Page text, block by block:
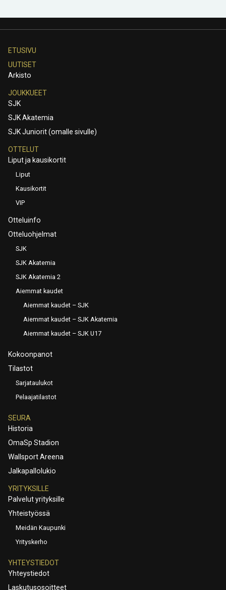
ETUSIVU
UUTISET
Arkisto
JOUKKUEET
SJK
SJK Akatemia
SJK Juniorit (omalle sivulle)
OTTELUT
Liput ja kausikortit
Liput
Kausikortit
VIP
Otteluinfo
Otteluohjelmat
SJK
SJK Akatemia
SJK Akatemia 2
Aiemmat kaudet
Aiemmat kaudet – SJK
Aiemmat kaudet – SJK Akatemia
Aiemmat kaudet – SJK U17
Kokoonpanot
Tilastot
Sarjataulukot
Pelaajatilastot
SEURA
Historia
OmaSp Stadion
Wallsport Areena
Jalkapallolukio
YRITYKSILLE
Palvelut yrityksille
Yhteistyössä
Meidän Kaupunki
Yrityskerho
YHTEYSTIEDOT
Yhteystiedot
Laskutusosoitteet